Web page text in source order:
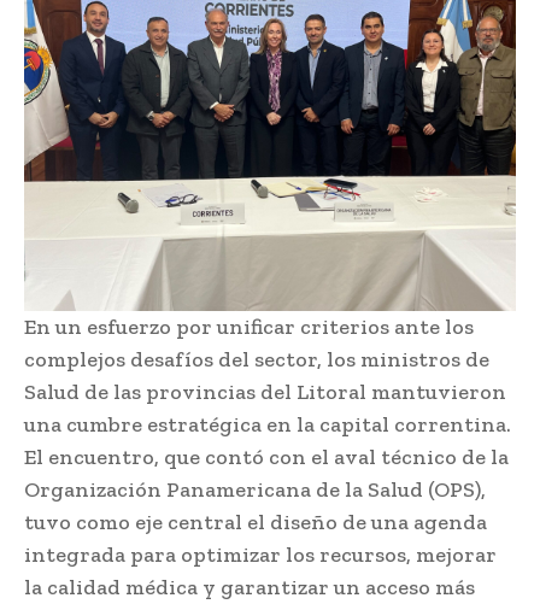
En un esfuerzo por unificar criterios ante los
complejos desafíos del sector, los ministros de
Salud de las provincias del Litoral mantuvieron
una cumbre estratégica en la capital correntina.
El encuentro, que contó con el aval técnico de la
Organización Panamericana de la Salud (OPS),
tuvo como eje central el diseño de una agenda
integrada para optimizar los recursos, mejorar
la calidad médica y garantizar un acceso más